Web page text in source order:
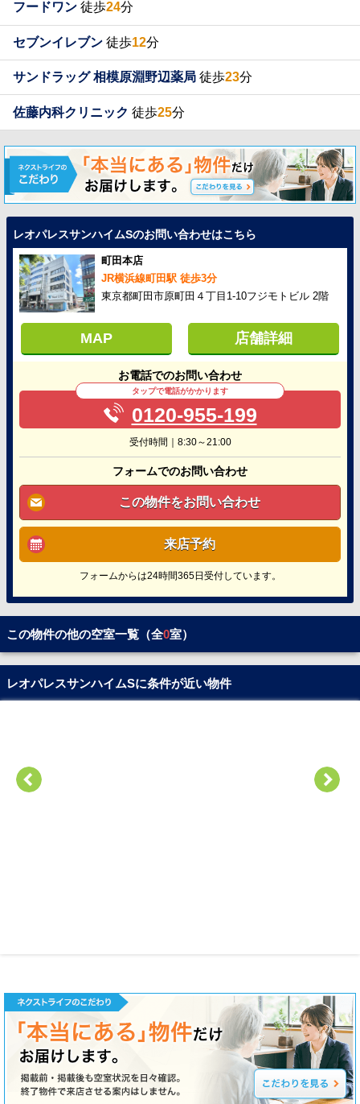
フードワン 徒歩24分
セブンイレブン 徒歩12分
サンドラッグ 相模原淵野辺薬局 徒歩23分
佐藤内科クリニック 徒歩25分
レオパレスサンハイムSのお問い合わせはこちら
町田本店
JR横浜線町田駅 徒歩3分
東京都町田市原町田４丁目1-10フジモトビル 2階
MAP 店舗詳細
お電話でのお問い合わせ
タップで電話がかかります
0120-955-199
受付時間｜8:30～21:00
フォームでのお問い合わせ
この物件をお問い合わせ
来店予約
フォームからは24時間365日受付しています。
この物件の他の空室一覧（全0室）
レオパレスサンハイムSに条件が近い物件